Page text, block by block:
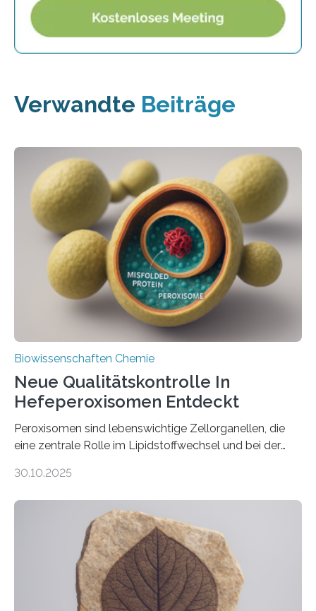
Verwandte Beiträge
Biowissenschaften Chemie
Neue Qualitätskontrolle In
Hefeperoxisomen Entdeckt
Peroxisomen sind lebenswichtige Zellorganellen, die
eine zentrale Rolle im Lipidstoffwechsel und bei der
erfüllen können, müssen zahlreiche Enzyme präzise in
der Ruhr-Universität Bochum um Prof. Dr. Ralf Erdmann
und Dr. Ismaila Francis Yusuf hat nun einen bislang
unbekannten Qualitätskontrollmechanismus des
peroxisomalen Proteintransports in der Bäckerhefe
Saccharomyces cerevisiae entdeckt, der für die
Funktionsfähigkeit der Organellen entscheidend ist. Die
30.10.2025